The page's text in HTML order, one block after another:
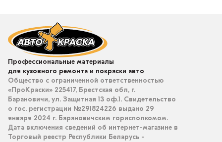
Профессиональные материалы
для кузовного ремонта и покраски авто
Общество с ограниченной ответственностью
«ПроКраски» 225417, Брестская обл, г.
Барановичи, ул. Защитная 13 оф.1. Свидетельство
о гос. регистрации №291824226 выдано 29
января 2024 г. Барановичским горисполкомом.
Дата включения сведений об интернет-магазине в
Торговый реестр Республики Беларусь -